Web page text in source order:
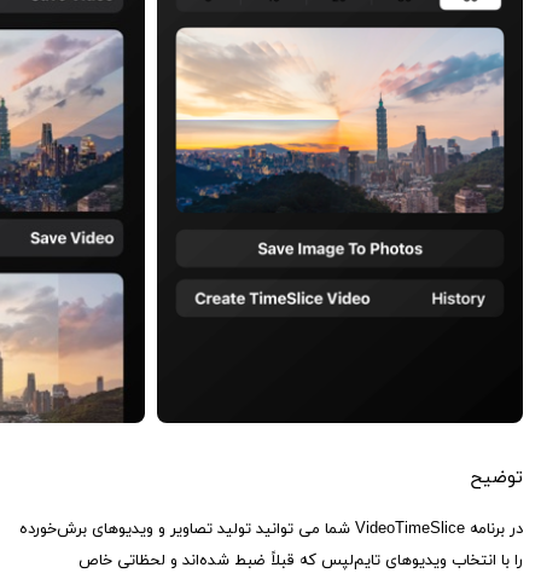
توضیح
در برنامه VideoTimeSlice شما می توانید تولید تصاویر و ویدیوهای برش‌خورده
را با انتخاب ویدیوهای تایم‌لپس که قبلاً ضبط شده‌اند و لحظاتی خاص